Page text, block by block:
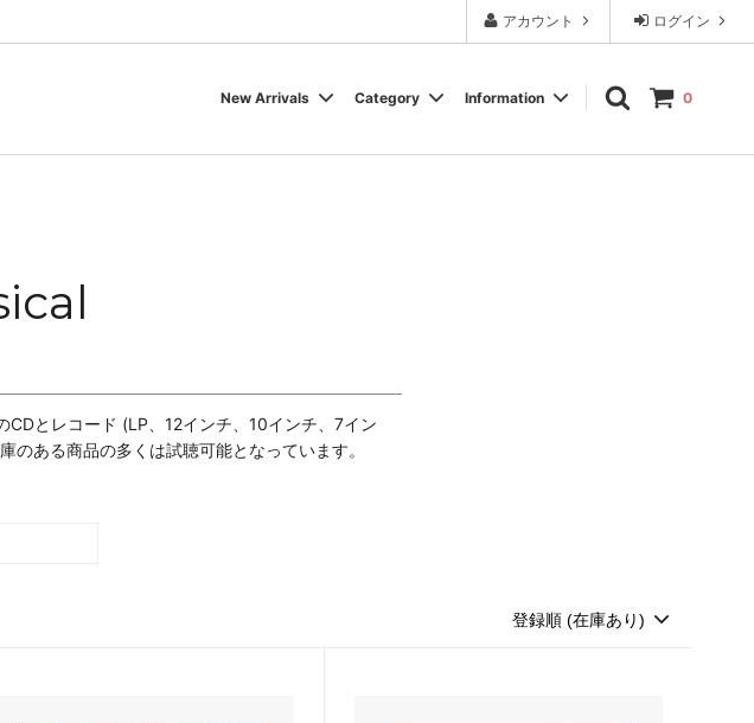
ログイン
アカウント
0
New Arrivals Category Information
とレコード (LP、12インチ、10インチ、7イン
ある商品の多くは試聴可能となっています。